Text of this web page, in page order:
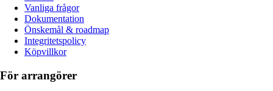
Vanliga frågor
Dokumentation
Önskemål & roadmap
Integritetspolicy
Köpvillkor
För arrangörer